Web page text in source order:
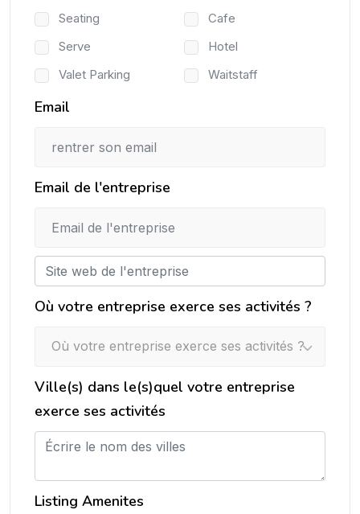
Seating
Cafe
Serve
Hotel
Valet Parking
Waitstaff
Email
Email de l'entreprise
Où votre entreprise exerce ses activités ?
Où votre entreprise exerce ses activités ?
Ville(s) dans le(s)quel votre entreprise
exerce ses activités
Listing Amenites